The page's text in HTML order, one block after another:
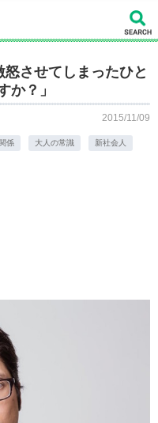
させてしまったひと
か？」
2015/11/09
係 大人の常識 新社会人